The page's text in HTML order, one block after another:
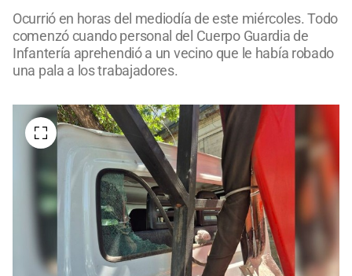
Ocurrió en horas del mediodía de este miércoles. Todo
comenzó cuando personal del Cuerpo Guardia de
Infantería aprehendió a un vecino que le había robado
una pala a los trabajadores.